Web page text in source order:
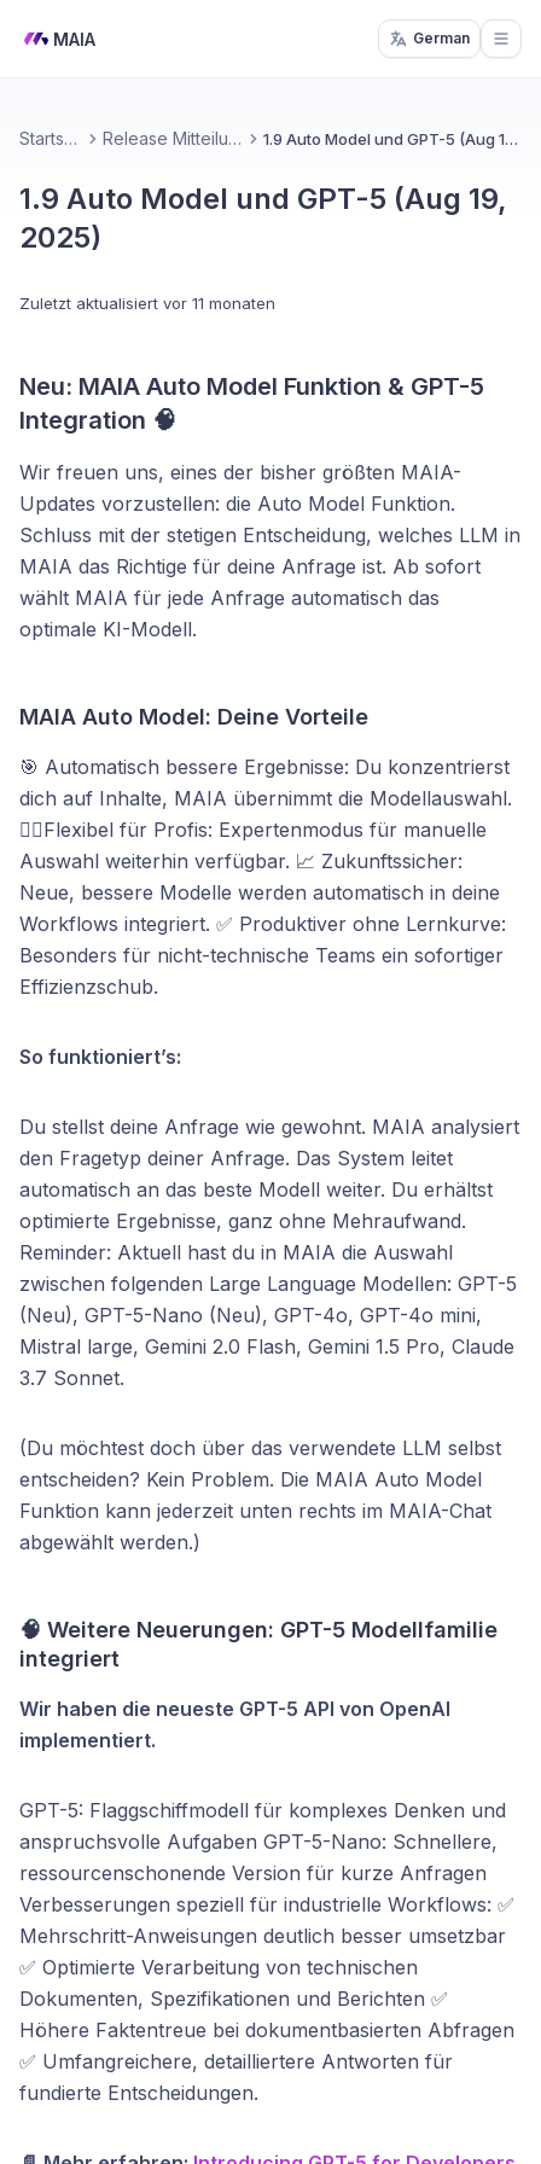
MAIA German
Startseite Release Mitteilungen 1.9 Auto Model und GPT-5 (Aug 19, 2025)
1.9 Auto Model und GPT-5 (Aug 19,
2025)
Zuletzt aktualisiert vor 11 monaten
Neu: MAIA Auto Model Funktion & GPT-5
Integration 🧠
Wir freuen uns, eines der bisher größten MAIA-
Updates vorzustellen: die Auto Model Funktion.
Schluss mit der stetigen Entscheidung, welches LLM in
MAIA das Richtige für deine Anfrage ist. Ab sofort
wählt MAIA für jede Anfrage automatisch das
optimale KI-Modell.
MAIA Auto Model: Deine Vorteile
🎯 Automatisch bessere Ergebnisse: Du konzentrierst
dich auf Inhalte, MAIA übernimmt die Modellauswahl.
🤸‍♂️Flexibel für Profis: Expertenmodus für manuelle
Auswahl weiterhin verfügbar. 📈 Zukunftssicher:
Neue, bessere Modelle werden automatisch in deine
Workflows integriert. ✅ Produktiver ohne Lernkurve:
Besonders für nicht-technische Teams ein sofortiger
Effizienzschub.
So funktioniert’s:
Du stellst deine Anfrage wie gewohnt. MAIA analysiert
den Fragetyp deiner Anfrage. Das System leitet
automatisch an das beste Modell weiter. Du erhältst
optimierte Ergebnisse, ganz ohne Mehraufwand.
Reminder: Aktuell hast du in MAIA die Auswahl
zwischen folgenden Large Language Modellen: GPT-5
(Neu), GPT-5-Nano (Neu), GPT-4o, GPT-4o mini,
Mistral large, Gemini 2.0 Flash, Gemini 1.5 Pro, Claude
3.7 Sonnet.
(Du möchtest doch über das verwendete LLM selbst
entscheiden? Kein Problem. Die MAIA Auto Model
Funktion kann jederzeit unten rechts im MAIA-Chat
abgewählt werden.)
🧠 Weitere Neuerungen: GPT-5 Modellfamilie
integriert
Wir haben die neueste GPT-5 API von OpenAI
implementiert.
GPT-5: Flaggschiffmodell für komplexes Denken und
anspruchsvolle Aufgaben GPT-5-Nano: Schnellere,
ressourcenschonende Version für kurze Anfragen
Verbesserungen speziell für industrielle Workflows: ✅
Mehrschritt-Anweisungen deutlich besser umsetzbar
✅ Optimierte Verarbeitung von technischen
Dokumenten, Spezifikationen und Berichten ✅
Höhere Faktentreue bei dokumentbasierten Abfragen
✅ Umfangreichere, detailliertere Antworten für
fundierte Entscheidungen.